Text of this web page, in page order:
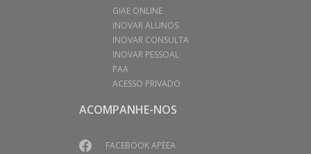
GIAE ONLINE
INOVAR ALUNOS
INOVAR CONSULTA
INOVAR PESSOAL
PAA
ACESSO PRIVADO
ACOMPANHE-NOS
FACEBOOK APEEA